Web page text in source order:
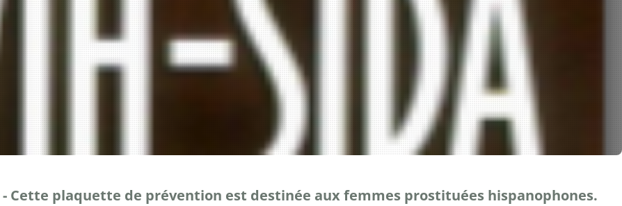
Cette plaquette de prévention est destinée aux femmes prostituées hispanophones.